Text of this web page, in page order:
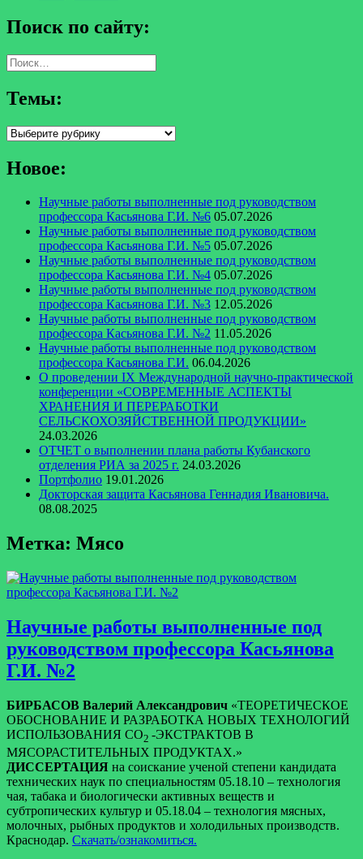
Поиск по сайту:
Найти:
Темы:
Темы:
Новое:
Научные работы выполненные под руководством
профессора Касьянова Г.И. №6 05.07.2026
Научные работы выполненные под руководством
профессора Касьянова Г.И. №5 05.07.2026
Научные работы выполненные под руководством
профессора Касьянова Г.И. №4 05.07.2026
Научные работы выполненные под руководством
профессора Касьянова Г.И. №3 12.05.2026
Научные работы выполненные под руководством
профессора Касьянова Г.И. №2 11.05.2026
Научные работы выполненные под руководством
профессора Касьянова Г.И. 06.04.2026
О проведении IX Международной научно-практической
конференции «СОВРЕМЕННЫЕ АСПЕКТЫ
ХРАНЕНИЯ И ПЕРЕРАБОТКИ
СЕЛЬСКОХОЗЯЙСТВЕННОЙ ПРОДУКЦИИ»
24.03.2026
ОТЧЕТ о выполнении плана работы Кубанского
отделения РИА за 2025 г. 24.03.2026
Портфолио 19.01.2026
Докторская защита Касьянова Геннадия Ивановича.
08.08.2025
Метка: Мясо
Научные работы выполненные под
руководством профессора Касьянова
Г.И. №2
БИРБАСОВ Валерий Александрович «ТЕОРЕТИЧЕСКОЕ
ОБОСНОВАНИЕ И РАЗРАБОТКА НОВЫХ ТЕХНОЛОГИЙ
ИСПОЛЬЗОВАНИЯ СО2 -ЭКСТРАКТОВ В
МЯСОРАСТИТЕЛЬНЫХ ПРОДУКТАХ.»
ДИССЕРТАЦИЯ на соискание ученой степени кандидата
технических наук по специальностям 05.18.10 – технология
чая, табака и биологически активных веществ и
субтропических культур и 05.18.04 – технология мясных,
молочных, рыбных продуктов и холодильных производств.
Краснодар. Скачать/ознакомиться.